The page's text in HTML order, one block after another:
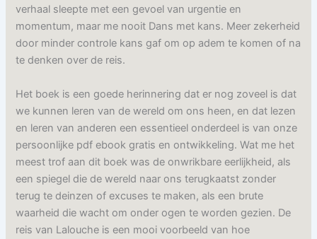
verhaal sleepte met een gevoel van urgentie en
momentum, maar me nooit Dans met kans. Meer zekerheid
door minder controle kans gaf om op adem te komen of na
te denken over de reis.
Het boek is een goede herinnering dat er nog zoveel is dat
we kunnen leren van de wereld om ons heen, en dat lezen
en leren van anderen een essentieel onderdeel is van onze
persoonlijke pdf ebook gratis en ontwikkeling. Wat me het
meest trof aan dit boek was de onwrikbare eerlijkheid, als
een spiegel die de wereld naar ons terugkaatst zonder
terug te deinzen of excuses te maken, als een brute
waarheid die wacht om onder ogen te worden gezien. De
reis van Lalouche is een mooi voorbeeld van hoe